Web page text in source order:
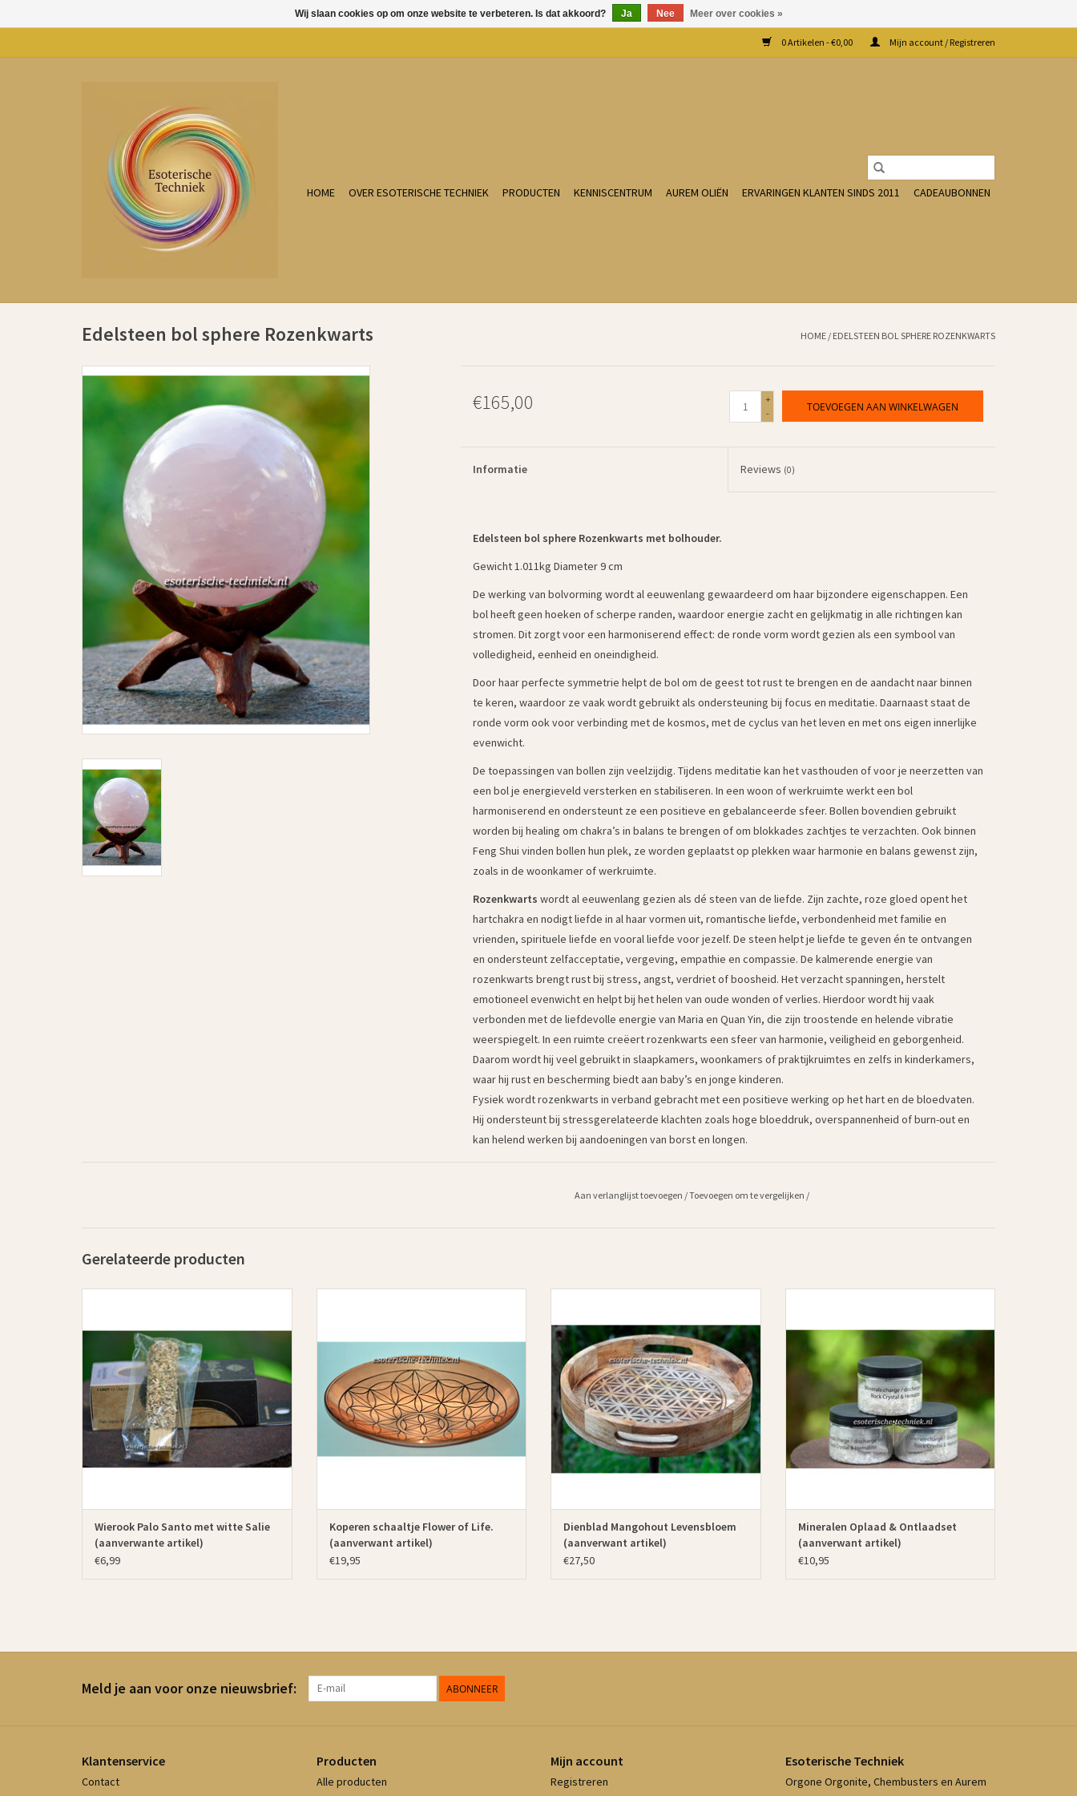
0 Artikelen - €0,00 Mijn account / Registreren
HOME OVER ESOTERISCHE TECHNIEK PRODUCTEN KENNISCENTRUM AUREM OLIËN ERVARINGEN KLANTEN SINDS 2011 CADEAUBONNEN
Edelsteen bol sphere Rozenkwarts HOME / EDELSTEEN BOL SPHERE ROZENKWARTS
€165,00
+
-
TOEVOEGEN AAN WINKELWAGEN
Informatie Reviews (0)
Edelsteen bol sphere Rozenkwarts met bolhouder.
Gewicht 1.011kg Diameter 9 cm
De werking van bolvorming wordt al eeuwenlang gewaardeerd om haar bijzondere eigenschappen. Een
bol heeft geen hoeken of scherpe randen, waardoor energie zacht en gelijkmatig in alle richtingen kan
stromen. Dit zorgt voor een harmoniserend effect: de ronde vorm wordt gezien als een symbool van
volledigheid, eenheid en oneindigheid.
Door haar perfecte symmetrie helpt de bol om de geest tot rust te brengen en de aandacht naar binnen
te keren, waardoor ze vaak wordt gebruikt als ondersteuning bij focus en meditatie. Daarnaast staat de
ronde vorm ook voor verbinding met de kosmos, met de cyclus van het leven en met ons eigen innerlijke
evenwicht.
De toepassingen van bollen zijn veelzijdig. Tijdens meditatie kan het vasthouden of voor je neerzetten van
een bol je energieveld versterken en stabiliseren. In een woon of werkruimte werkt een bol
harmoniserend en ondersteunt ze een positieve en gebalanceerde sfeer. Bollen bovendien gebruikt
worden bij healing om chakra’s in balans te brengen of om blokkades zachtjes te verzachten. Ook binnen
Feng Shui vinden bollen hun plek, ze worden geplaatst op plekken waar harmonie en balans gewenst zijn,
zoals in de woonkamer of werkruimte.
Rozenkwarts wordt al eeuwenlang gezien als dé steen van de liefde. Zijn zachte, roze gloed opent het
hartchakra en nodigt liefde in al haar vormen uit, romantische liefde, verbondenheid met familie en
vrienden, spirituele liefde en vooral liefde voor jezelf. De steen helpt je liefde te geven én te ontvangen
en ondersteunt zelfacceptatie, vergeving, empathie en compassie. De kalmerende energie van
rozenkwarts brengt rust bij stress, angst, verdriet of boosheid. Het verzacht spanningen, herstelt
emotioneel evenwicht en helpt bij het helen van oude wonden of verlies. Hierdoor wordt hij vaak
verbonden met de liefdevolle energie van Maria en Quan Yin, die zijn troostende en helende vibratie
weerspiegelt. In een ruimte creëert rozenkwarts een sfeer van harmonie, veiligheid en geborgenheid.
Daarom wordt hij veel gebruikt in slaapkamers, woonkamers of praktijkruimtes en zelfs in kinderkamers,
waar hij rust en bescherming biedt aan baby’s en jonge kinderen.
Fysiek wordt rozenkwarts in verband gebracht met een positieve werking op het hart en de bloedvaten.
Hij ondersteunt bij stressgerelateerde klachten zoals hoge bloeddruk, overspannenheid of burn-out en
kan helend werken bij aandoeningen van borst en longen.
Aan verlanglijst toevoegen /Toevoegen om te vergelijken /
Gerelateerde producten
Wierook helpt negatieve energieën uit ruimtes
en aura’s te verdrijven en zorgt voor een gevoel
van balans, ontspanning en welzijn.
TOEVOEGEN AAN WINKELWAGEN
Wierook Palo Santo met witte Salie
(aanverwante artikel)
€6,99
Koperen schaaltje Flower of Life.
(aanverwant artikel)
€19,95
TOEVOEGEN AAN WINKELWAGEN
Dienblad Mangohout Levensbloem
(aanverwant artikel)
€27,50
Bergkristal. Ontlaad ’s nachts op Hematiet en
laad daarna op met Bergkristal. Geschikt voor
kleine stenen, sieraden en accessoires.
Herbruikbaar en makkelijk te reinigen.
TOEVOEGEN AAN WINKELWAGEN
Mineralen Oplaad & Ontlaadset
(aanverwant artikel)
€10,95
Meld je aan voor onze nieuwsbrief: ABONNEER
Klantenservice
Contact
Producten
Alle producten
Mijn account
Registreren
Esoterische Techniek
Orgone Orgonite, Chembusters en Aurem
Wij slaan cookies op om onze website te verbeteren. Is dat akkoord? Ja Nee Meer over cookies »